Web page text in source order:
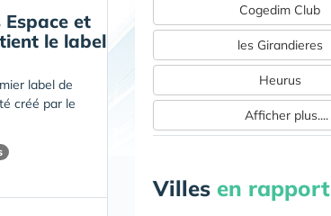
Espace et
le label
label de
créé par le
Cogedim Club
les Girandieres
Heurus
Afficher plus....
Villes en rapport